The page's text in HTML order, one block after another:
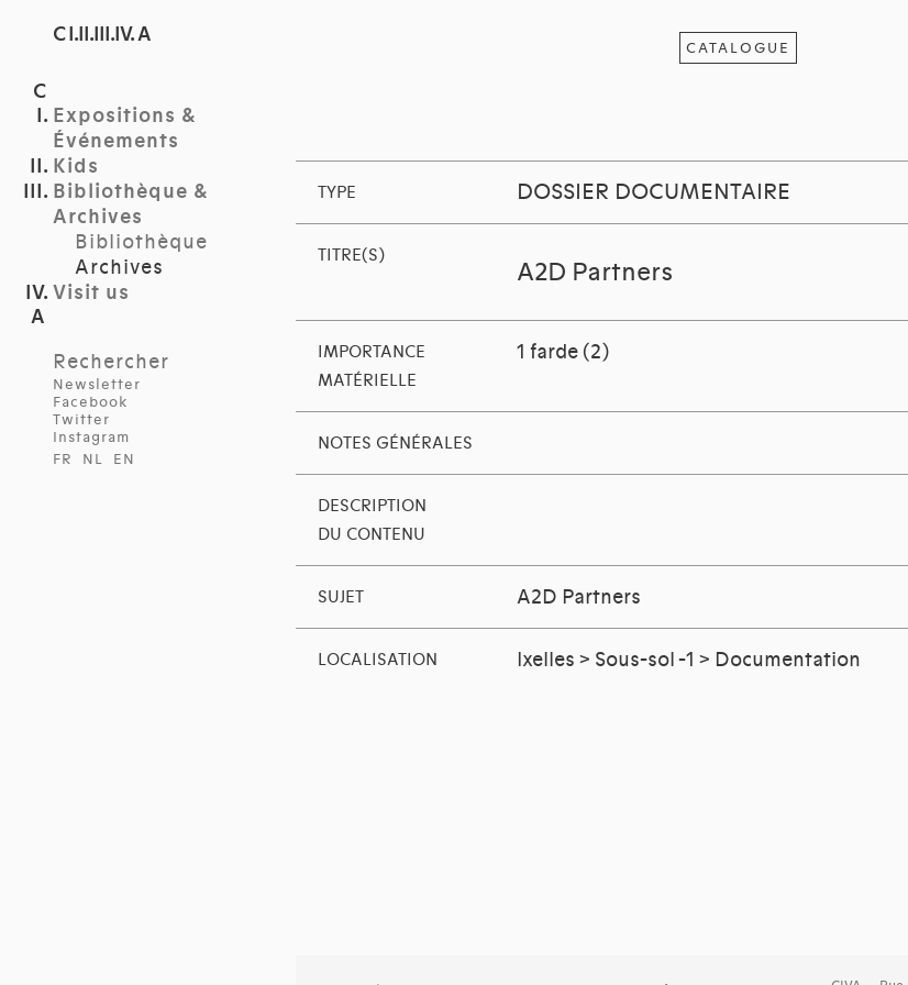
C I.II.III.IV. A
Expositions &
Événements
Kids
Bibliothèque &
Archives
Bibliothèque
Archives
Visit us
Rechercher
Newsletter
Facebook
Twitter
Instagram
FR
NL EN
CATALOGUE
TYPE DOSSIER DOCUMENTAIRE
TITRE(S)
A2D Partners
IMPORTANCE
MATÉRIELLE
1 farde (2)
NOTES GÉNÉRALES
DESCRIPTION
DU CONTENU
SUJET A2D Partners
LOCALISATION Ixelles > Sous-sol -1 > Documentation